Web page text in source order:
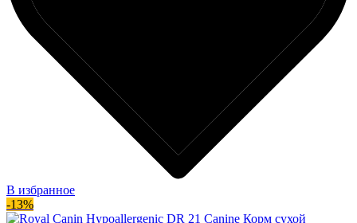
В избранное
-13%